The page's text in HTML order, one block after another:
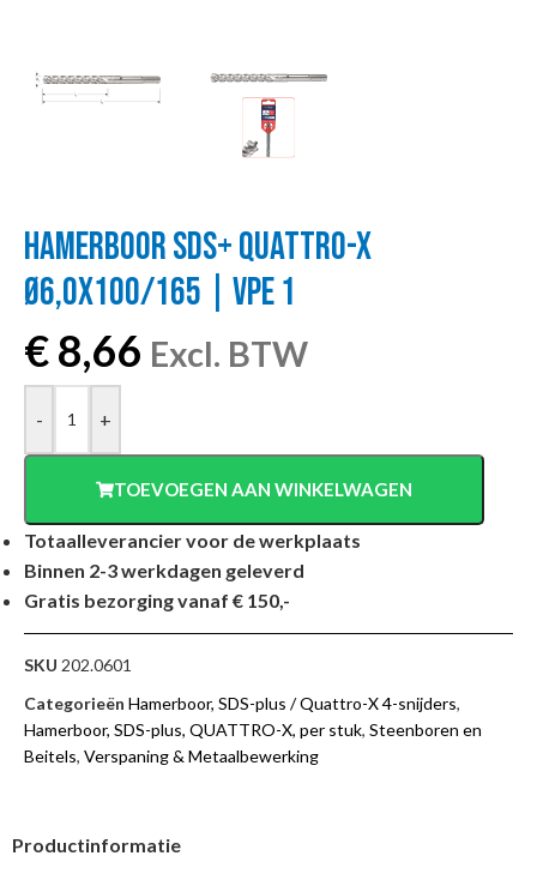
HAMERBOOR SDS+ QUATTRO-X
Ø6,0X100/165 | VPE 1
€8,66 Excl. BTW
- +
TOEVOEGEN AAN WINKELWAGEN
Totaalleverancier voor de werkplaats
Binnen 2-3 werkdagen geleverd
Gratis bezorging vanaf € 150,-
SKU 202.0601
Categorieën Hamerboor, SDS-plus / Quattro-X 4-snijders,
Hamerboor, SDS-plus, QUATTRO-X, per stuk, Steenboren en
Beitels, Verspaning & Metaalbewerking
Productinformatie